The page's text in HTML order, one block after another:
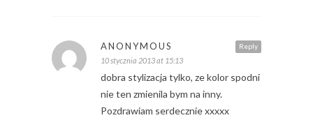
Reply
ANONYMOUS
10 stycznia 2013 at 15:13
dobra stylizacja tylko, ze kolor spodni
nie ten zmienila bym na inny.
Pozdrawiam serdecznie xxxxx